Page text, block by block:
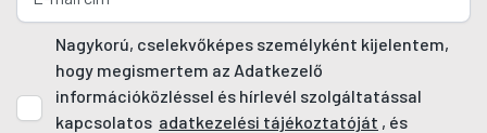
Nagykorú, cselekvőképes személyként kijelentem,
hogy megismertem az Adatkezelő
információközléssel és hírlevél szolgáltatással
kapcsolatos adatkezelési tájékoztatóját , és